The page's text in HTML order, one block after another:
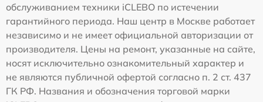
обслуживанием техники iCLEBO по истечении
гарантийного периода. Наш центр в Москве работает
независимо и не имеет официальной авторизации от
производителя. Цены на ремонт, указанные на сайте,
носят исключительно ознакомительный характер и
не являются публичной офертой согласно п. 2 ст. 437
ГК РФ. Названия и обозначения торговой марки